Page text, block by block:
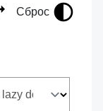
Сброс